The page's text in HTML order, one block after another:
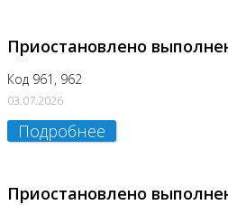
Приостановлено
Код 961, 962
03.07.2026
Подробнее
Приостановлено